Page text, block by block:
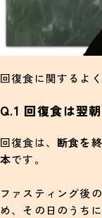
回復食に関するよ
Q.1 回復食は翌
回復食は、 断食を
本です。
ファスティング後
め、その日のうち